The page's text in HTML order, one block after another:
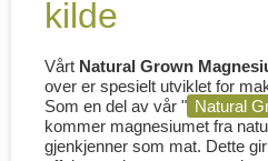
kilde
Vårt Natural Grown
over er spesielt utviklet for
Som en del av vår " Natural
kommer magnesiumet fra
gjenkjenner som mat. Dette